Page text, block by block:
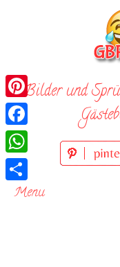
Bilder und
Menu
Pinterest
Facebook
WhatsApp
Teilen